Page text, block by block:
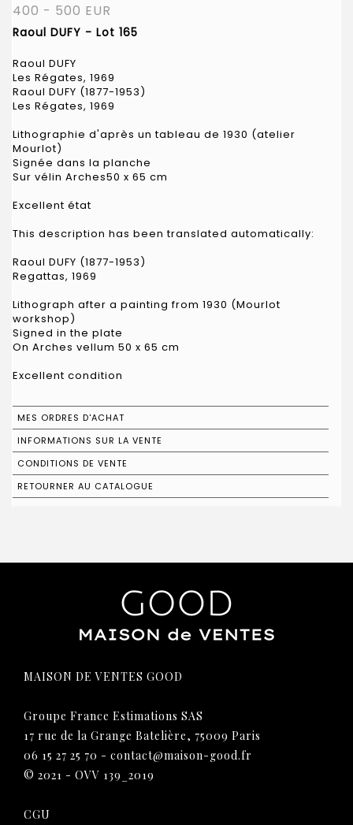
400 - 500 EUR
Raoul DUFY - Lot 165
Raoul DUFY
Les Régates, 1969
Raoul DUFY (1877-1953)
Les Régates, 1969
Lithographie d'après un tableau de 1930 (atelier
Mourlot)
Signée dans la planche
Sur vélin Arches50 x 65 cm
Excellent état
This description has been translated automatically:
Raoul DUFY (1877-1953)
Regattas, 1969
Lithograph after a painting from 1930 (Mourlot
workshop)
Signed in the plate
On Arches vellum 50 x 65 cm
Excellent condition
MES ORDRES D'ACHAT
INFORMATIONS SUR LA VENTE
CONDITIONS DE VENTE
RETOURNER AU CATALOGUE
MAISON DE VENTES GOOD
Groupe France Estimations SAS
17 rue de la Grange Batelière, 75009 Paris
06 15 27 25 70 - contact@maison-good.fr
© 2021 - OVV 139_2019
CGU